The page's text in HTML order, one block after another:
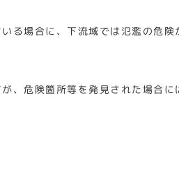
る場合に、下流域では氾濫の危険
、危険箇所等を発見された場合に